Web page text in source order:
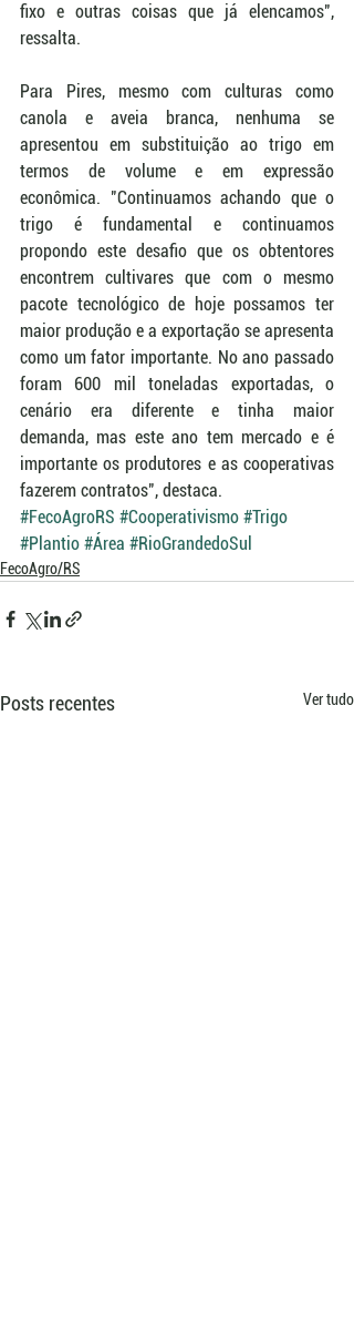
fixo e outras coisas que já elencamos",
ressalta.
Para Pires, mesmo com culturas como
canola e aveia branca, nenhuma se
apresentou em substituição ao trigo em
termos de volume e em expressão
econômica. "Continuamos achando que o
trigo é fundamental e continuamos
propondo este desafio que os obtentores
encontrem cultivares que com o mesmo
pacote tecnológico de hoje possamos ter
maior produção e a exportação se apresenta
como um fator importante. No ano passado
foram 600 mil toneladas exportadas, o
cenário era diferente e tinha maior
demanda, mas este ano tem mercado e é
importante os produtores e as cooperativas
fazerem contratos", destaca.
#FecoAgroRS #Cooperativismo #Trigo
#Plantio #Área #RioGrandedoSul
FecoAgro/RS
Posts recentes Ver tudo